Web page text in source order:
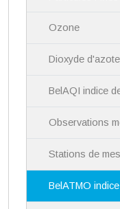
Ozone
Dioxyde d'azote
BelAQI indice
Observations
Stations de
BelATMO